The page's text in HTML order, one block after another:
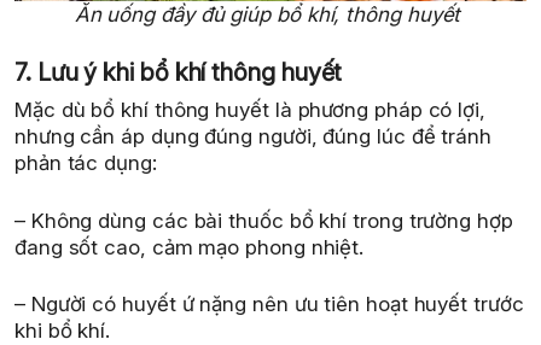
Ăn uống đầy đủ giúp bổ khí, thông huyết
7. Lưu ý khi bổ khí thông huyết
Mặc dù bổ khí thông huyết là phương pháp có lợi,
nhưng cần áp dụng đúng người, đúng lúc để tránh
phản tác dụng:
– Không dùng các bài thuốc bổ khí trong trường hợp
đang sốt cao, cảm mạo phong nhiệt.
– Người có huyết ứ nặng nên ưu tiên hoạt huyết trước
khi bổ khí.